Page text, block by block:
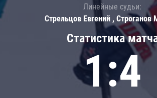
Статистика
1:4
Линейные судьи:
Стрельцов Евгений , Строганов